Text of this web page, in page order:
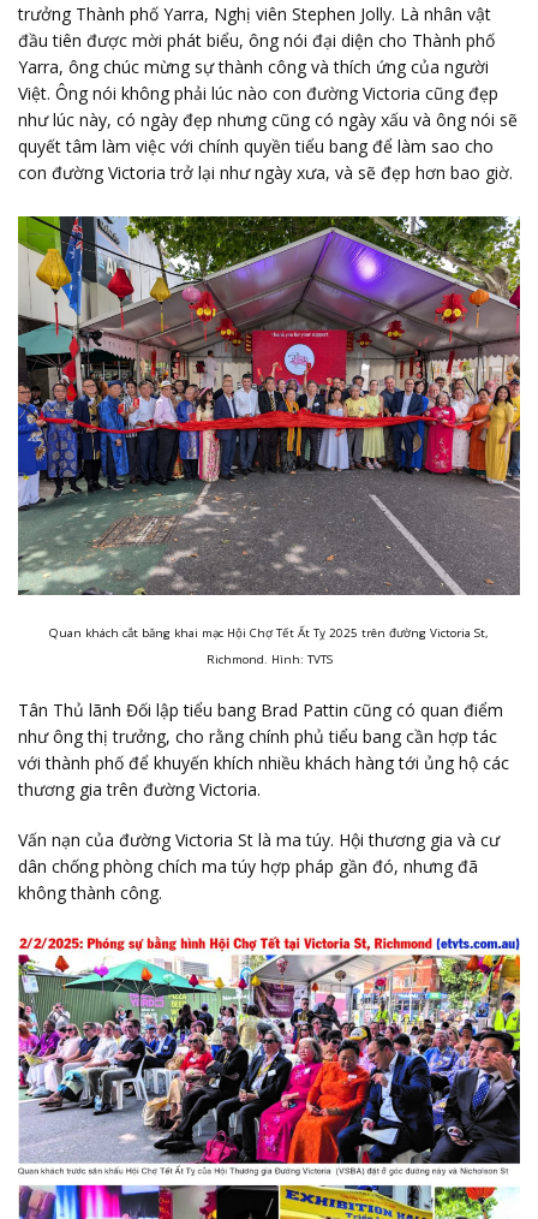
trưởng Thành phố Yarra, Nghị viên Stephen Jolly. Là nhân vật
đầu tiên được mời phát biểu, ông nói đại diện cho Thành phố
Yarra, ông chúc mừng sự thành công và thích ứng của người
Việt. Ông nói không phải lúc nào con đường Victoria cũng đẹp
như lúc này, có ngày đẹp nhưng cũng có ngày xấu và ông nói sẽ
quyết tâm làm việc với chính quyền tiểu bang để làm sao cho
con đường Victoria trở lại như ngày xưa, và sẽ đẹp hơn bao giờ.
Quan khách cắt băng khai mạc Hội Chợ Tết Ất Tỵ 2025 trên đường Victoria St,
Richmond. Hình: TVTS
Tân Thủ lãnh Đối lập tiểu bang Brad Pattin cũng có quan điểm
như ông thị trưởng, cho rằng chính phủ tiểu bang cần hợp tác
với thành phố để khuyến khích nhiều khách hàng tới ủng hộ các
thương gia trên đường Victoria.
Vấn nạn của đường Victoria St là ma túy. Hội thương gia và cư
dân chống phòng chích ma túy hợp pháp gần đó, nhưng đã
không thành công.